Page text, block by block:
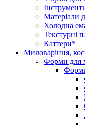
Матеріали
Холодна
Текстурні
Каттери*
Миловаріння,
Форми для